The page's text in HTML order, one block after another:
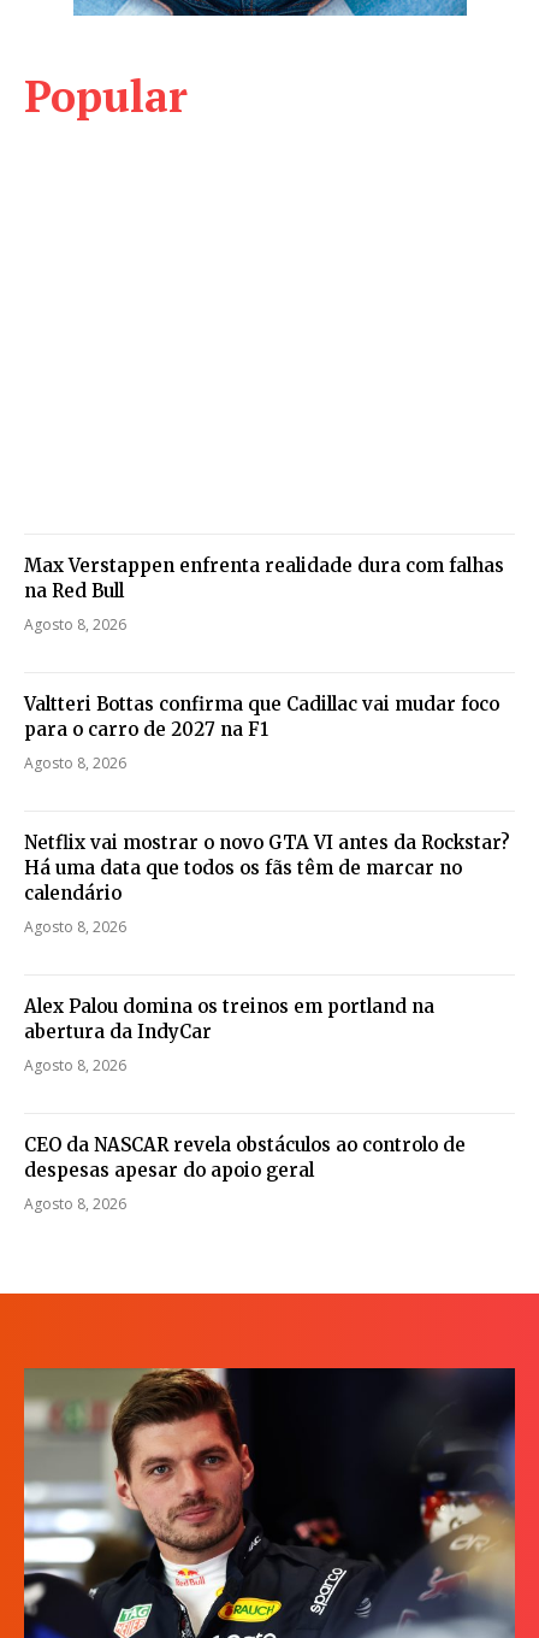
Popular
Max Verstappen enfrenta realidade dura com falhas
na Red Bull
Agosto 8, 2026
Valtteri Bottas confirma que Cadillac vai mudar foco
para o carro de 2027 na F1
Agosto 8, 2026
Netflix vai mostrar o novo GTA VI antes da Rockstar?
Há uma data que todos os fãs têm de marcar no
calendário
Agosto 8, 2026
Alex Palou domina os treinos em portland na
abertura da IndyCar
Agosto 8, 2026
CEO da NASCAR revela obstáculos ao controlo de
despesas apesar do apoio geral
Agosto 8, 2026